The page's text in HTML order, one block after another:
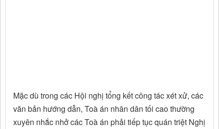
Mặc dù trong các Hội nghị tổng kết công tác xét xử, các
văn bản hướng dẫn, Toà án nhân dân tối cao thường
xuyên nhắc nhở các Toà án phải tiếp tục quán triệt Nghị